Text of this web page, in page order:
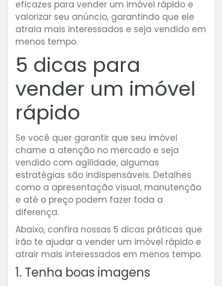
eficazes para vender um imóvel rápido e
valorizar seu anúncio, garantindo que ele
atraia mais interessados e seja vendido em
menos tempo.
5 dicas para
vender um imóvel
rápido
Se você quer garantir que seu imóvel
chame a atenção no mercado e seja
vendido com agilidade, algumas
estratégias são indispensáveis. Detalhes
como a apresentação visual, manutenção
e até o preço podem fazer toda a
diferença.
Abaixo, confira nossas 5 dicas práticas que
irão te ajudar a vender um imóvel rápido e
atrair mais interessados em menos tempo.
1. Tenha boas imagens